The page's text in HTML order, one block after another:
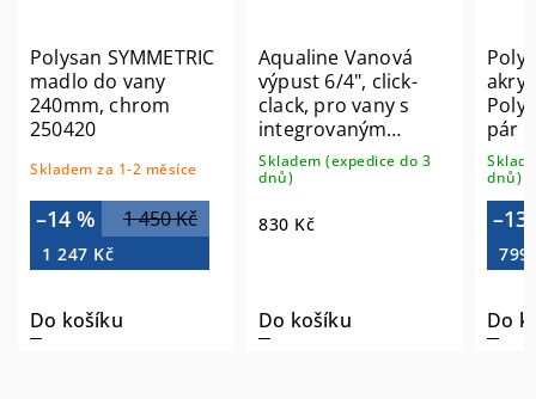
Polysan SYMMETRIC
madlo do vany
240mm, chrom
250420
Skladem za 1-2 měsíce
1 450 Kč
–14 %
1 247 Kč
Do košíku
Aqualine Vanová
výpust 6/4", click-
clack, pro vany s
integrovaným
přepadem, chrom
TF5005
Skladem (expedice do 3
dnů)
830 Kč
Do košíku
pár
dnů)
–13
799
Do